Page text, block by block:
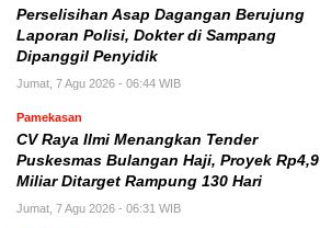
Perselisihan Asap Dagangan Berujung
Laporan Polisi, Dokter di Sampang
Dipanggil Penyidik
Jumat, 7 Agu 2026 - 06:44 WIB
Pamekasan
CV Raya Ilmi Menangkan Tender
Puskesmas Bulangan Haji, Proyek Rp4,9
Miliar Ditarget Rampung 130 Hari
Jumat, 7 Agu 2026 - 06:31 WIB